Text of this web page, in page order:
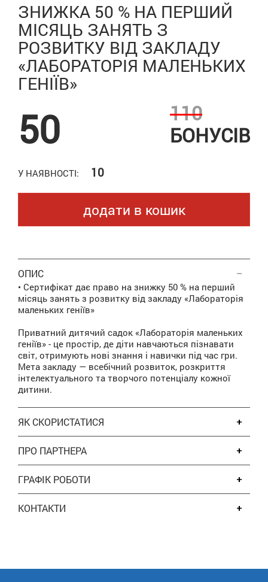
ЗНИЖКА 50 % НА ПЕРШИЙ
МІСЯЦЬ ЗАНЯТЬ З
РОЗВИТКУ ВІД ЗАКЛАДУ
«ЛАБОРАТОРІЯ МАЛЕНЬКИХ
ГЕНІЇВ»
50
110
БОНУСІВ
У НАЯВНОСТІ: 10
додати в кошик
ОПИС
• Сертифікат дає право на знижку 50 % на перший
місяць занять з розвитку від закладу «Лабораторія
маленьких геніїв»
Приватний дитячий садок «Лабораторія маленьких
геніїв» - це простір, де діти навчаються пізнавати
світ, отримують нові знання і навички під час гри.
Мета закладу — всебічний розвиток, розкриття
інтелектуального та творчого потенціалу кожної
дитини.
ЯК СКОРИСТАТИСЯ
ПРО ПАРТНЕРА
ГРАФІК РОБОТИ
КОНТАКТИ